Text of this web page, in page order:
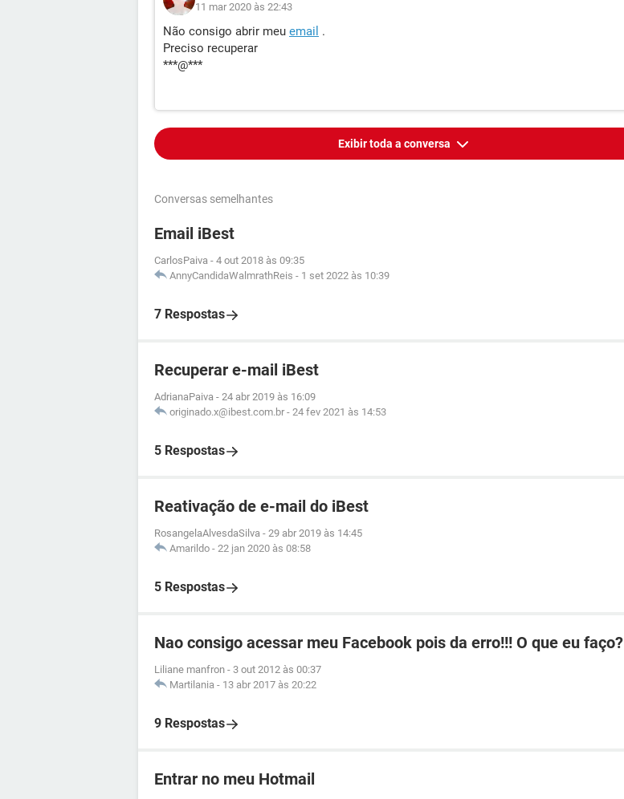
11 mar 2020 às 22:43
Não consigo abrir meu email .
Preciso recuperar
***@***
Exibir toda a conversa
Conversas semelhantes
Email iBest
CarlosPaiva - 4 out 2018 às 09:35
AnnyCandidaWalmrathReis - 1 set 2022 às 10:39
7 Respostas
Recuperar e-mail iBest
AdrianaPaiva - 24 abr 2019 às 16:09
originado.x@ibest.com.br - 24 fev 2021 às 14:53
5 Respostas
Reativação de e-mail do iBest
RosangelaAlvesdaSilva - 29 abr 2019 às 14:45
Amarildo - 22 jan 2020 às 08:58
5 Respostas
Nao consigo acessar meu Facebook pois da erro!!! O que eu faço?
Liliane manfron - 3 out 2012 às 00:37
Martilania - 13 abr 2017 às 20:22
9 Respostas
Entrar no meu Hotmail